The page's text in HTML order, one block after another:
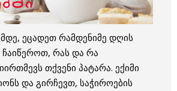
ეცადეთ რამდენიმე დღის
ჩაიწეროთ, რას და რა
თქვენი პატარა. ექიმი
და გირჩევთ, საჭიროების